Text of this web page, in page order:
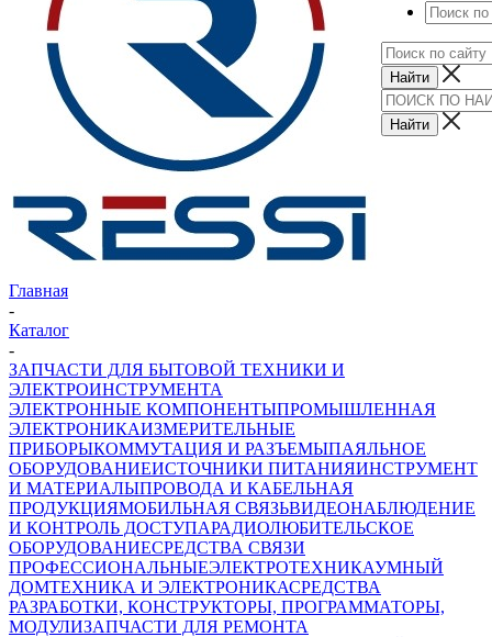
Главная
-
Каталог
-
ЗАПЧАСТИ ДЛЯ БЫТОВОЙ ТЕХНИКИ И
ЭЛЕКТРОИНСТРУМЕНТА
ЭЛЕКТРОННЫЕ КОМПОНЕНТЫПРОМЫШЛЕННАЯ
ЭЛЕКТРОНИКАИЗМЕРИТЕЛЬНЫЕ
ПРИБОРЫКОММУТАЦИЯ И РАЗЪЕМЫПАЯЛЬНОЕ
ОБОРУДОВАНИЕИСТОЧНИКИ ПИТАНИЯИНСТРУМЕНТ
И МАТЕРИАЛЫПРОВОДА И КАБЕЛЬНАЯ
ПРОДУКЦИЯМОБИЛЬНАЯ СВЯЗЬВИДЕОНАБЛЮДЕНИЕ
И КОНТРОЛЬ ДОСТУПАРАДИОЛЮБИТЕЛЬСКОЕ
ОБОРУДОВАНИЕСРЕДСТВА СВЯЗИ
ПРОФЕССИОНАЛЬНЫЕЭЛЕКТРОТЕХНИКАУМНЫЙ
ДОМТЕХНИКА И ЭЛЕКТРОНИКАСРЕДСТВА
РАЗРАБОТКИ, КОНСТРУКТОРЫ, ПРОГРАММАТОРЫ,
МОДУЛИЗАПЧАСТИ ДЛЯ РЕМОНТА